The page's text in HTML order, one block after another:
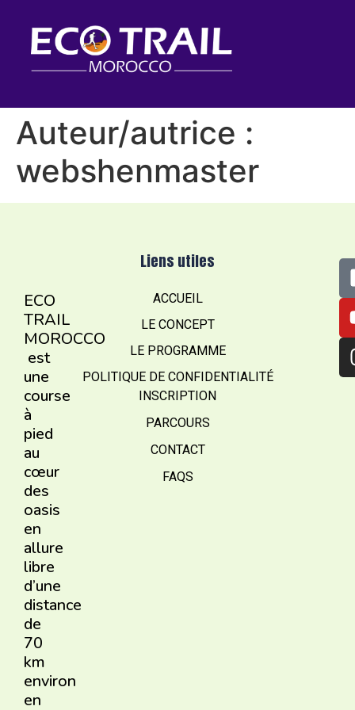
Auteur/autrice :
webshenmaster
ECO
TRAIL
MOROCCO
est
une
course
à
pied
au
cœur
des
oasis
en
allure
libre
d’une
distance
de
70
km
environ
en
Liens utiles
ACCUEIL
LE CONCEPT
LE PROGRAMME
POLITIQUE DE CONFIDENTIALITÉ
INSCRIPTION
PARCOURS
CONTACT
FAQS